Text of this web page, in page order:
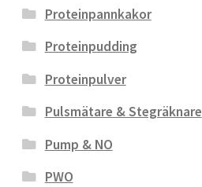
Proteinpannkakor
Proteinpudding
Proteinpulver
Pulsmätare & Stegräknare
Pump & NO
PWO